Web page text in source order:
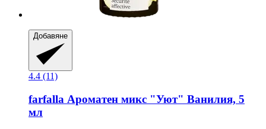
Добавяне
4.4 (11)
farfalla Ароматен микс "Уют" Ванилия, 5
мл